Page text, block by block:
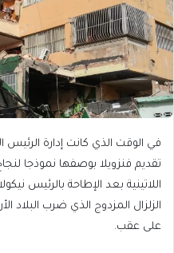
في الوقت الذي كانت إدارة الرئيس
تقديم فنزويلا بوصفها نموذجا
اللاتينية بعد الإطاحة بالرئيس
الزلزال المزدوج الذي ضرب البلاد
على عقب.